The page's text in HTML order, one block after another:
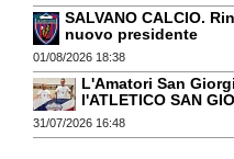
SALVANO CALCIO.
nuovo presidente
01/08/2026 18:38
L'Amatori San
l'ATLETICO SAN
31/07/2026 16:48